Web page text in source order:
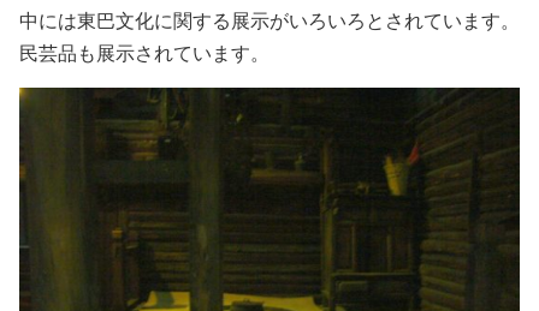
中には東巴文化に関する展示がいろいろとされています。
民芸品も展示されています。